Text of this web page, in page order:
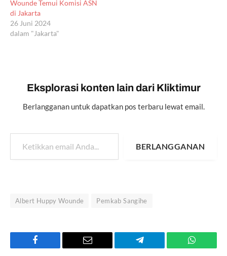
Wounde Temui Komisi ASN
di Jakarta
26 Juni 2024
dalam "Jakarta"
Eksplorasi konten lain dari Kliktimur
Berlangganan untuk dapatkan pos terbaru lewat email.
Ketikkan email Anda...
BERLANGGANAN
Albert Huppy Wounde Pemkab Sangihe
Facebook Email Telegram